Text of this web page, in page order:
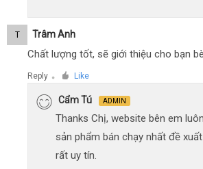
T Trâm Anh
Chất lượng tốt, sẽ giới thiệu cho bạn
Reply ● Like
Cẩm Tú ADMIN
Thanks Chị, website bên em
sản phẩm bán chạy nhất đề
rất uy tín.